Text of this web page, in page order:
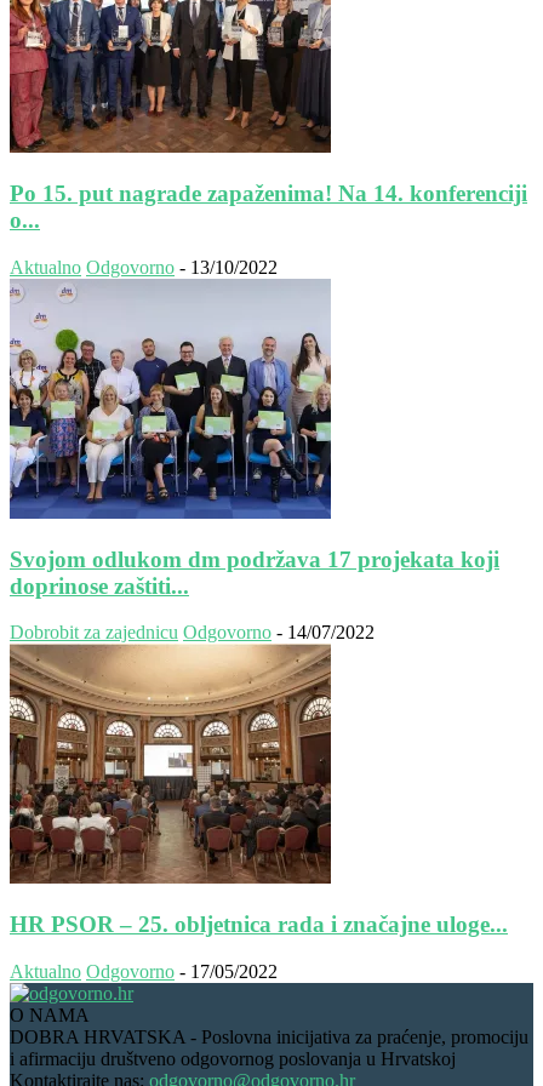
Po 15. put nagrade zapaženima! Na 14. konferenciji
o...
Aktualno Odgovorno - 13/10/2022
Svojom odlukom dm podržava 17 projekata koji
doprinose zaštiti...
Dobrobit za zajednicu Odgovorno - 14/07/2022
HR PSOR – 25. obljetnica rada i značajne uloge...
Aktualno Odgovorno - 17/05/2022
O NAMA
DOBRA HRVATSKA - Poslovna inicijativa za praćenje, promociju
i afirmaciju društveno odgovornog poslovanja u Hrvatskoj
Kontaktirajte nas: odgovorno@odgovorno.hr